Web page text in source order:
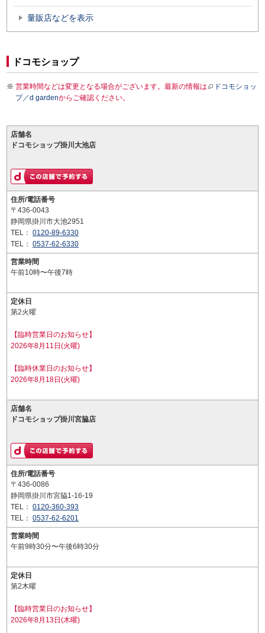
量販店などを表示
ドコモショップ
営業時間などは変更となる場合がございます。最新の情報は
ドコモショッ
プ／d gardenからご確認ください。
店舗名
ドコモショップ掛川大池店
住所/電話番号
〒436-0043
静岡県掛川市大池2951
TEL： 0120-89-6330
TEL： 0537-62-6330
営業時間
午前10時〜午後7時
定休日
第2火曜
【臨時営業日のお知らせ】
2026年8月11日(火曜)
【臨時休業日のお知らせ】
2026年8月18日(火曜)
店舗名
ドコモショップ掛川宮脇店
住所/電話番号
〒436-0086
静岡県掛川市宮脇1-16-19
TEL： 0120-360-393
TEL： 0537-62-6201
営業時間
午前9時30分〜午後6時30分
定休日
第2木曜
【臨時営業日のお知らせ】
2026年8月13日(木曜)